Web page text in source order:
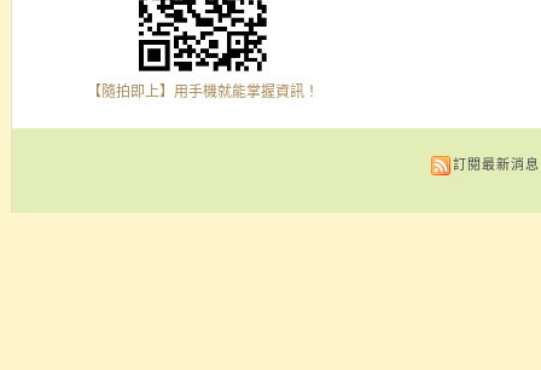
【隨拍即上】用手機就能掌握資訊！
訂閱最新消息